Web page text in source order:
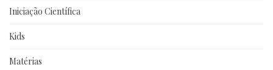
Iniciação Científica
Kids
Matérias